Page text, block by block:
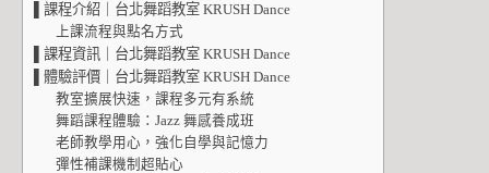
▌課程介紹｜台北舞蹈教室 KRUSH Dance
上課流程與點名方式
▌課程資訊｜台北舞蹈教室 KRUSH Dance
▌體驗評價｜台北舞蹈教室 KRUSH Dance
教室擴展快速，課程多元有系統
舞蹈課程體驗：Jazz 舞感養成班
老師教學用心，強化自學與記憶力
彈性補課機制超貼心